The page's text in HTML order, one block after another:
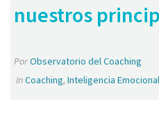
nuestros
PorObservatorio del Coaching
InCoaching, Inteligencia Emocional